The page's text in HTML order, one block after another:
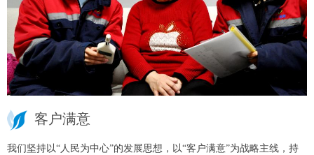
客户满意
我们坚持以“人民为中心”的发展思想，以“客户满意”为战略主线，持